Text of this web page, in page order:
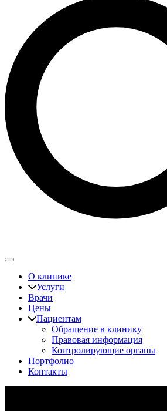
О клинике
Услуги
Врачи
Цены
Пациентам
Обращение в клинику
Правовая информация
Контролирующие органы
Портфолио
Контакты